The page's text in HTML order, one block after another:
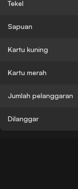
Tekel
Sapuan
Kartu kuning
Kartu merah
Jumlah pelanggaran
Dilanggar